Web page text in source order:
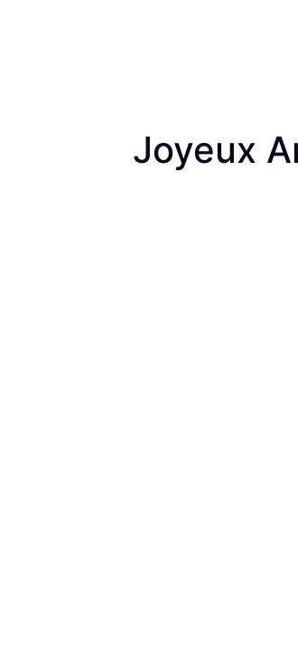
Joyeux